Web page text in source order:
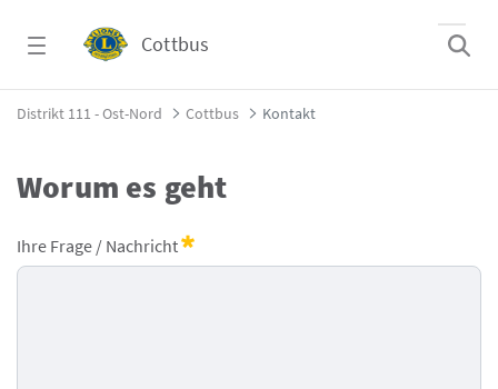
Cottbus
Kontakt - Cottbus
Distrikt 111 - Ost-Nord Cottbus Kontakt
Lions - Kontaktformular
Worum es geht
Ihre Frage / Nachricht
Erforderlich